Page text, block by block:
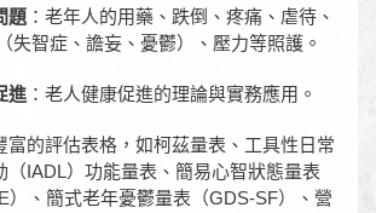
題 ：老年人的用藥、跌倒、疼痛、虐待、
失智症、譫妄、憂鬱）、壓力等照護。
進 ：老人健康促進的理論與實務應用。
富的評估表格，如柯茲量表、工具性日常
（IADL）功能量表、簡易心智狀態量表
）、簡式老年憂鬱量表（GDS-SF）、營